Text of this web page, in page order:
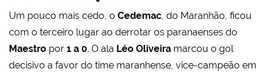
Um pouco mais cedo, o Cedemac, do Maranhão, ficou
com o terceiro lugar ao derrotar os paranaenses do
Maestro por 1 a 0. O ala Léo Oliveira marcou o gol
decisivo a favor do time maranhense, vice-campeão em